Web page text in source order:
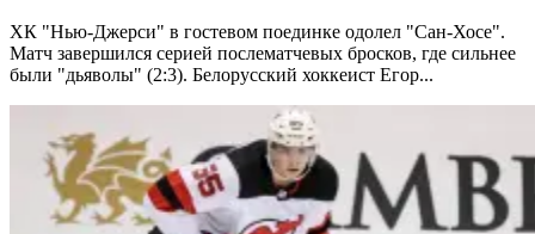
ХК "Нью-Джерси" в гостевом поединке одолел "Сан-Хосе".
Матч завершился серией послематчевых бросков, где сильнее
были "дьяволы" (2:3). Белорусский хоккеист Егор...